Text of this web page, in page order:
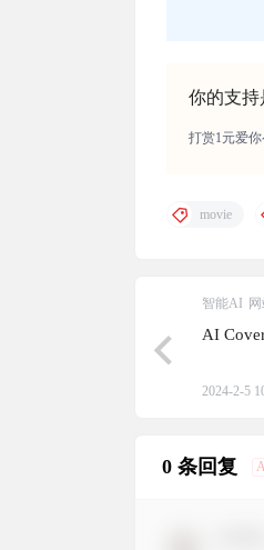
你的支持
打赏1元爱
movie
智能AI
AI
2024-2-5
0 条回复 A